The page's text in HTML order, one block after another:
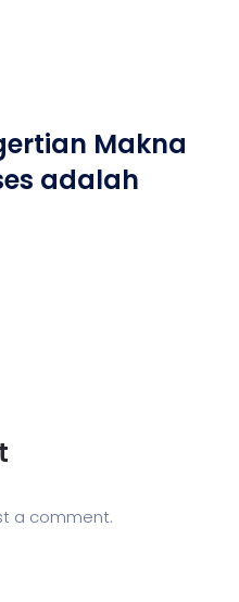
Makna
adalah
a comment.